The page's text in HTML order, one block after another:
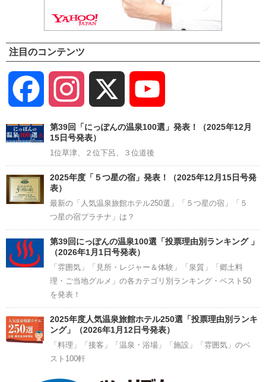
注目のコンテンツ
Facebook Instagram
Channel
第39回「にっぽんの温泉100選」発表！（2025年12月
15日号発表）
1位草津、２位下呂、３位道後
2025年度「５つ星の宿」発表！（2025年12月15日号発
表）
最新の「人気温泉旅館ホテル250選」「５つ星の宿」「５
つ星の宿プラチナ」は？
第39回にっぽんの温泉100選「投票理由別ランキング 」
（2026年1月1日号発表）
「雰囲気」「見所・レジャー＆体験」「泉質」「郷土料
理・ご当地グルメ」の各カテゴリ別ランキング・ベスト50
を発表！
2025年度人気温泉旅館ホテル250選「投票理由別ランキ
ング」（2026年1月12日号発表）
「料理」「接客」「温泉・浴場」「施設」「雰囲気」のベ
スト100軒